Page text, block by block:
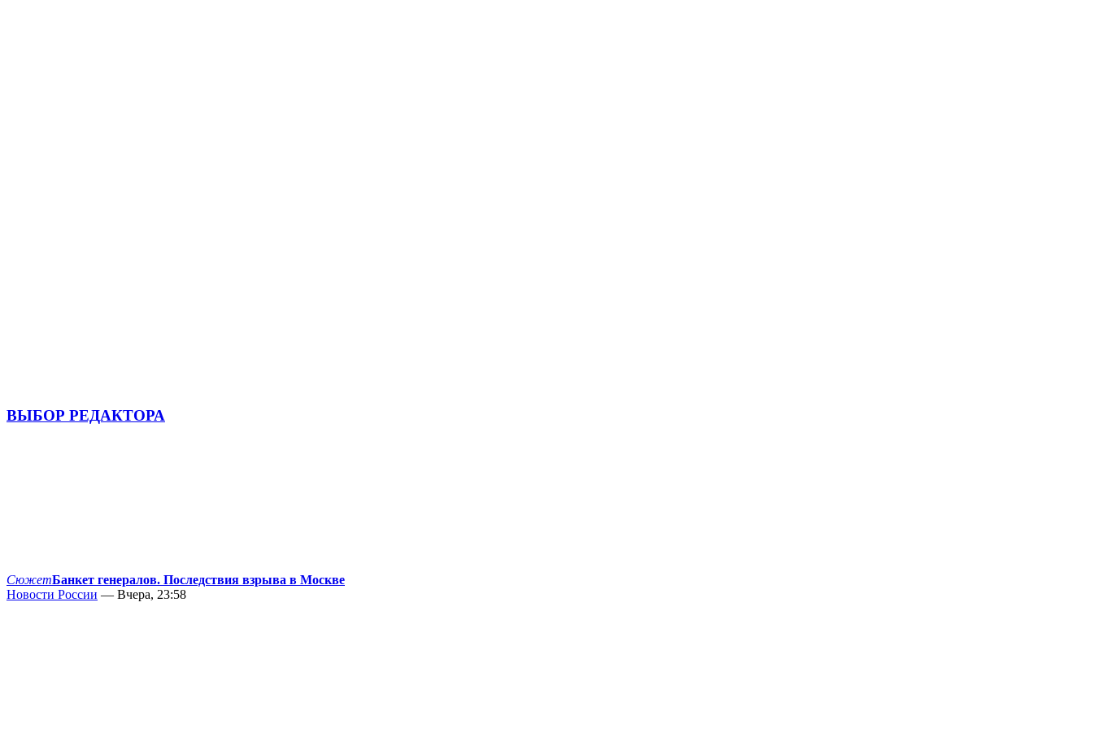
ВЫБОР РЕДАКТОРА
СюжетБанкет генералов. Последствия взрыва в Москве
Новости России — Вчера, 23:58